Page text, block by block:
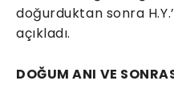
doğurduktan sonra
açıkladı.
DOĞUM ANI VE